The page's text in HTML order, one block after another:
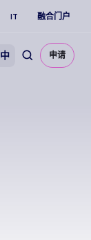
IT 融合门户
中 申请